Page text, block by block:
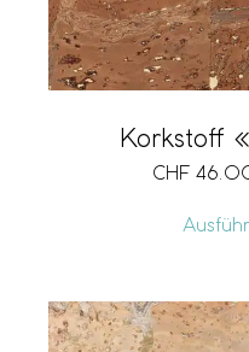
Korkstoff
CHF